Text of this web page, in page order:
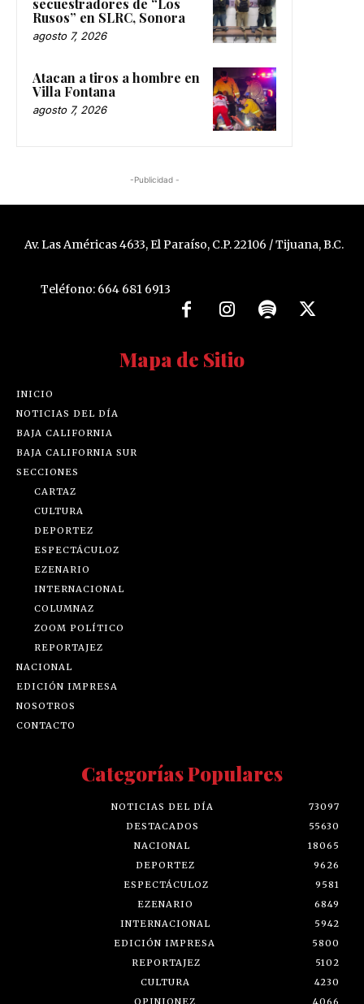
secuestradores de “Los
Rusos” en SLRC, Sonora
agosto 7, 2026
Atacan a tiros a hombre en
Villa Fontana
agosto 7, 2026
-Publicidad -
Av. Las Américas 4633, El Paraíso, C.P. 22106 / Tijuana, B.C.
Teléfono: 664 681 6913
Mapa de Sitio
INICIO
NOTICIAS DEL DÍA
BAJA CALIFORNIA
BAJA CALIFORNIA SUR
SECCIONES
CARTAZ
CULTURA
DEPORTEZ
ESPECTÁCULOZ
EZENARIO
INTERNACIONAL
COLUMNAZ
ZOOM POLÍTICO
REPORTAJEZ
NACIONAL
EDICIÓN IMPRESA
NOSOTROS
CONTACTO
Categorías Populares
NOTICIAS DEL DÍA
73097
DESTACADOS
55630
NACIONAL
18065
DEPORTEZ
9626
ESPECTÁCULOZ
9581
EZENARIO
6849
INTERNACIONAL
5942
EDICIÓN IMPRESA
5800
REPORTAJEZ
5102
CULTURA
4230